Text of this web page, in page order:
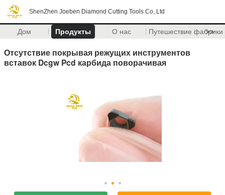
ShenZhen Joeben Diamond Cutting Tools Co,.Ltd
Дом Продукты О нас Путешествие фабрики
>>
Отсутствие покрывая режущих инструментов
вставок Dcgw Pcd карбида поворачивая